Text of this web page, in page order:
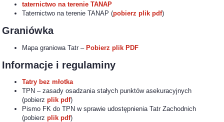
taternictwo na terenie TANAP
Taternictwo na terenie TANAP (pobierz plik pdf)
Graniówka
Mapa graniowa Tatr –Pobierz plik PDF
Informacje i regulaminy
Tatry bez młotka
TPN – zasady osadzania stałych punktów asekuracyjnych
(pobierzplik pdf)
Pismo FK do TPN w sprawie udostępnienia Tatr Zachodnich
(pobierzplik pdf)